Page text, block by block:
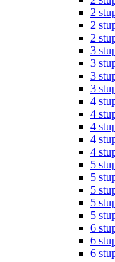
2
2
2
3
3
3
3
4
4
4
4
4
5
5
5
5
5
6
6
6